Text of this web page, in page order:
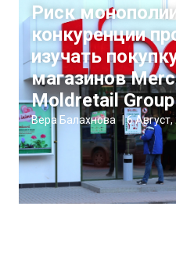
Риск
конкуренции
изучать
магазинов
Moldretail Group
Вера Балахнова 6 Август,